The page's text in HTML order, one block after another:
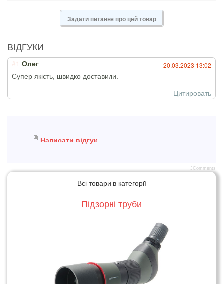
Задати питання про цей товар
ВІДГУКИ
Олег 20.03.2023 13:02
Супер якість, швидко доставили.
Цитировать
Написати відгук
JComments
Всі товари в категорії
Підзорні труби